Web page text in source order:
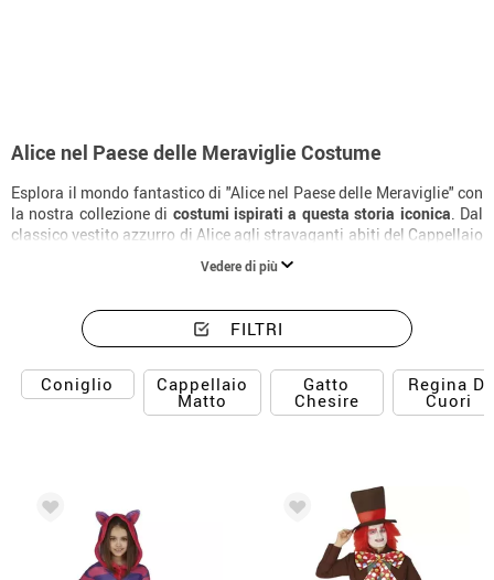
Alice nel Paese delle Meraviglie Costume
Esplora il mondo fantastico di "Alice nel Paese delle Meraviglie" con
la nostra collezione di costumi ispirati a questa storia iconica. Dal
classico vestito azzurro di Alice agli stravaganti abiti del Cappellaio
Matto e della Regina di Cuori, troverai tutto ciò che ti serve per
immergerti in questo universo magico. Perfetti per feste a tema,
vivere le tue avventure in stile Wonderland.
Vedere di più
FILTRI
Coniglio Cappellaio
Matto
Gatto
Chesire
Regina Di
Cuori